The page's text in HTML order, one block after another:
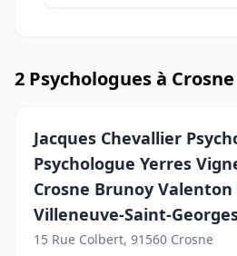
2 Psychologues à Crosne
Jacques Chevallier
Psychologue Yerres
Crosne Brunoy
Villeneuve-Saint-
15 Rue Colbert, 91560 Crosne